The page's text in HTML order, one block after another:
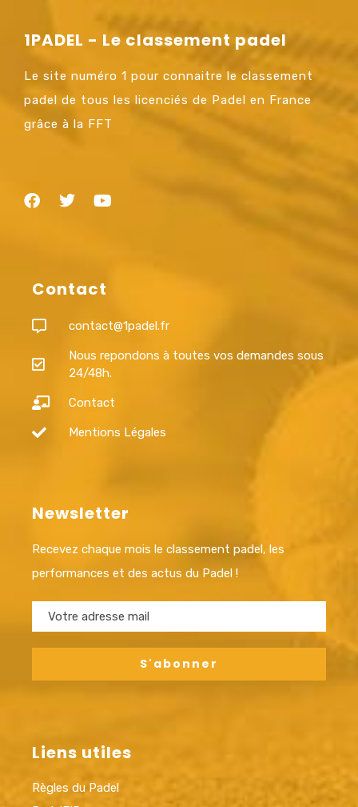
1PADEL - Le classement padel
Le site numéro 1 pour connaitre le classement
padel de tous les licenciés de Padel en France
grâce à la FFT
Contact
contact@1padel.fr
Nous repondons à toutes vos demandes sous
24/48h.
Contact
Mentions Légales
Newsletter
Recevez chaque mois le classement padel, les
performances et des actus du Padel !
Liens utiles
Règles du Padel